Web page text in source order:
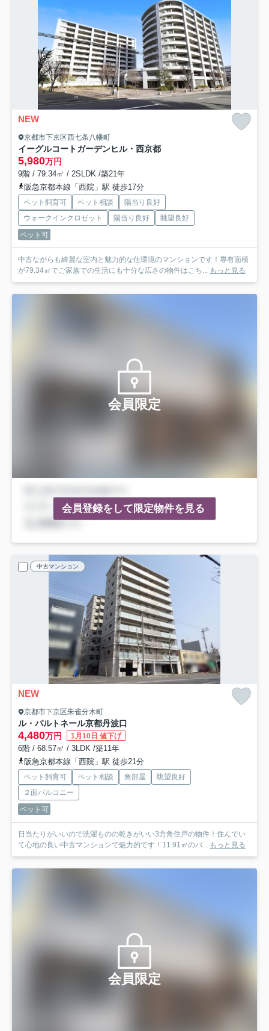
NEW
京都市下京区西七条八幡町
イーグルコートガーデンヒル・西京都
5,980万円
9階 / 79.34㎡ / 2SLDK /築21年
阪急京都本線「西院」駅 徒歩17分
ペット飼育可 ペット相談
陽当り良好
ウォークインクロゼット
陽当り良好
眺望良好
ペット可
中古ながらも綺麗な室内と魅力的な住環境のマンションです！専有面積
が79.34㎡でご家族での生活にも十分な広さの物件はこち... もっと見る
会員限定
会員登録をして限定物件を見る
中古マンション
NEW
京都市下京区朱雀分木町
ル・パルトネール京都丹波口
4,480万円 1月10日 値下げ
6階 / 68.57㎡ / 3LDK /築11年
阪急京都本線「西院」駅 徒歩21分
ペット飼育可 ペット相談 角部屋
眺望良好
２面バルコニー
ペット可
日当たりがいいので洗濯ものの乾きがいい3方角住戸の物件！住んでい
て心地の良い中古マンションで魅力的です！11.91㎡のバ... もっと見る
会員限定